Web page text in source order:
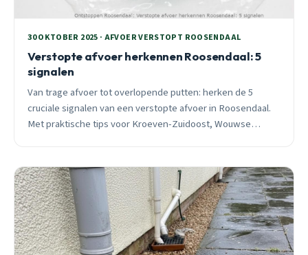
30 OKTOBER 2025 · AFVOER VERSTOPT ROOSENDAAL
Verstopte afvoer herkennen Roosendaal: 5
signalen
Van trage afvoer tot overlopende putten: herken de 5
cruciale signalen van een verstopte afvoer in Roosendaal.
Met praktische tips voor Kroeven-Zuidoost, Wouwse